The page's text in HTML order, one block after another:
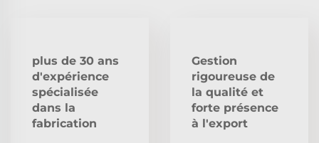
plus de 30 ans
d'expérience
spécialisée
dans la
fabrication
Gestion
rigoureuse de
la qualité et
forte présence
à l'export